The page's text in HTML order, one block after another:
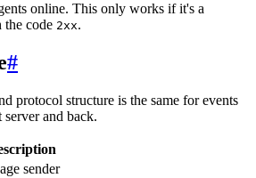
online. This only works if it's a
the code 2xx.
#
protocol structure is the same for events
and back.
sender